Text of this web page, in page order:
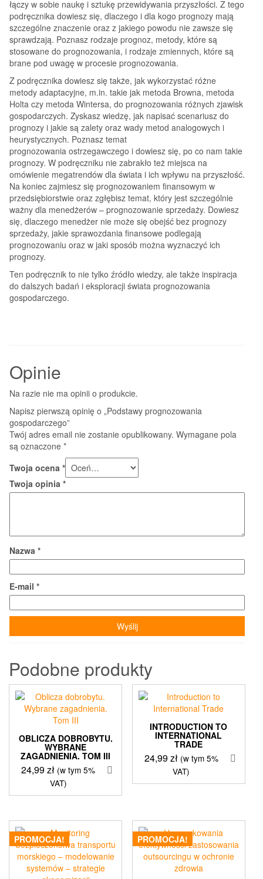
łączy w sobie naukę i sztukę przewidywania przyszłości. Z tego
podręcznika dowiesz się, dlaczego i dla kogo prognozy mają
szczególne znaczenie oraz z jakiego powodu nie zawsze się
sprawdzają. Poznasz rodzaje prognoz, metody, które są
stosowane do prognozowania, i rodzaje zmiennych, które są
brane pod uwagę w procesie prognozowania.
Z podręcznika dowiesz się także, jak wykorzystać różne
metody adaptacyjne, m.in. takie jak metoda Browna, metoda
Holta czy metoda Wintersa, do prognozowania różnych zjawisk
gospodarczych. Zyskasz wiedzę, jak napisać scenariusz do
prognozy i jakie są zalety oraz wady metod analogowych i
heurystycznych. Poznasz temat
prognozowania ostrzegawczego i dowiesz się, po co nam takie
prognozy. W podręczniku nie zabrakło też miejsca na
omówienie megatrendów dla świata i ich wpływu na przyszłość.
Na koniec zajmiesz się prognozowaniem finansowym w
przedsiębiorstwie oraz zgłębisz temat, który jest szczególnie
ważny dla menedżerów – prognozowanie sprzedaży. Dowiesz
się, dlaczego menedżer nie może się obejść bez prognozy
sprzedaży, jakie sprawozdania finansowe podlegają
prognozowaniu oraz w jaki sposób można wyznaczyć ich
prognozy.
Ten podręcznik to nie tylko źródło wiedzy, ale także inspiracja
do dalszych badań i eksploracji świata prognozowania
gospodarczego.
Opinie
Na razie nie ma opinii o produkcie.
Napisz pierwszą opinię o „Podstawy prognozowania
gospodarczego”
Twój adres email nie zostanie opublikowany. Wymagane pola
są oznaczone *
Twoja ocena *
Twoja opinia *
Nazwa *
E-mail *
Podobne produkty
OBLICZA DOBROBYTU.
WYBRANE
ZAGADNIENIA. TOM III
24,99zł (w tym 5%
VAT)
INTRODUCTION TO
INTERNATIONAL
TRADE
24,99zł (w tym 5%
VAT)
PROMOCJA! PROMOCJA!